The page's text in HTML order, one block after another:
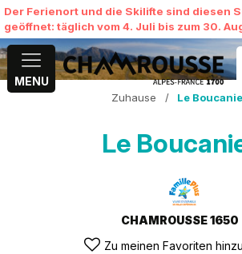
Der Ferienort und die Skilifte sind diesen
geöffnet: täglich vom 4. Juli bis zum 30.
MENU
Zuhause / Le
Le
CHAMROUSSE 1650
Zu meinen Favoriten